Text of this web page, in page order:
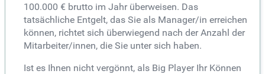
100.000 € brutto im Jahr überweisen. Das
tatsächliche Entgelt, das Sie als Manager/in erreichen
können, richtet sich überwiegend nach der Anzahl der
Mitarbeiter/innen, die Sie unter sich haben.
Ist es Ihnen nicht vergönnt, als Big Player Ihr Können